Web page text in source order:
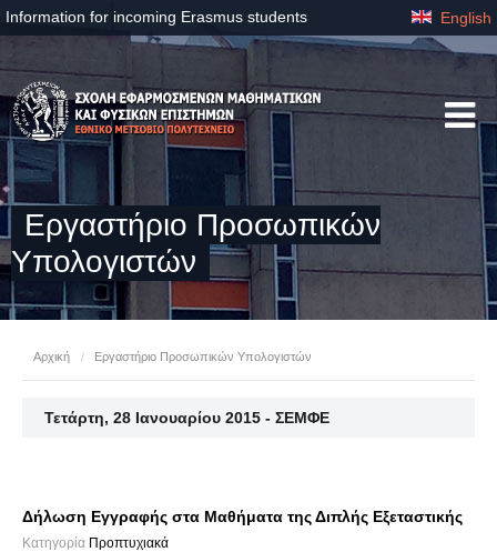
Information for incoming Erasmus students English
Eργαστήριo Προσωπικών
Υπολογιστών
Αρχική / Eργαστήριo Προσωπικών Υπολογιστών
Τετάρτη, 28 Ιανουαρίου 2015 - ΣΕΜΦΕ
Δήλωση Εγγραφής στα Μαθήματα της Διπλής Εξεταστικής
Κατηγορία Προπτυχιακά